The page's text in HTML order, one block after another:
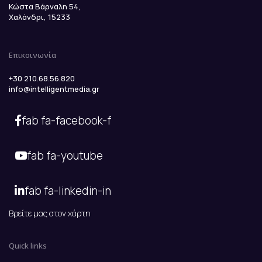
Κώστα Βάρναλη 54,
Χαλάνδρι, 15233
Επικοινωνία
+30 210.68.56.820
info@intelligentmedia.gr
fab fa-facebook-f
fab fa-youtube
fab fa-linkedin-in
Βρείτε μας στον χάρτη
Quick links